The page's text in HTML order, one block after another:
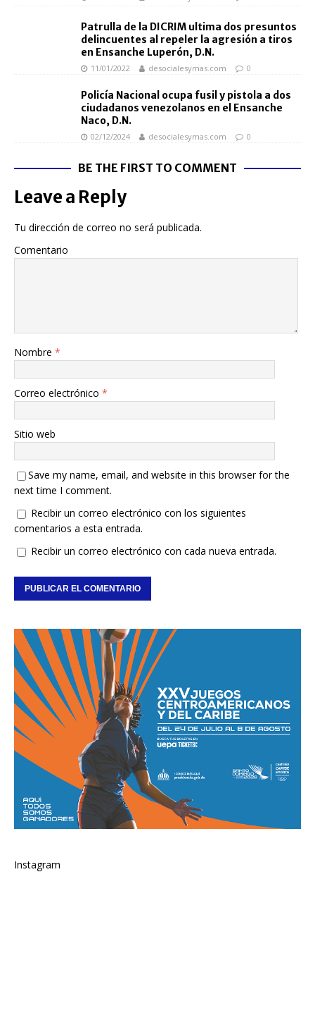
Patrulla de la DICRIM ultima dos presuntos
delincuentes al repeler la agresión a tiros
en Ensanche Luperón, D.N.
11/01/2022 desocialesymas.com 0
Policía Nacional ocupa fusil y pistola a dos
ciudadanos venezolanos en el Ensanche
Naco, D.N.
02/12/2024 desocialesymas.com 0
BE THE FIRST TO COMMENT
Leave a Reply
Tu dirección de correo no será publicada.
Comentario
Nombre *
Correo electrónico *
Sitio web
Save my name, email, and website in this browser for the
next time I comment.
Recibir un correo electrónico con los siguientes
comentarios a esta entrada.
Recibir un correo electrónico con cada nueva entrada.
Instagram